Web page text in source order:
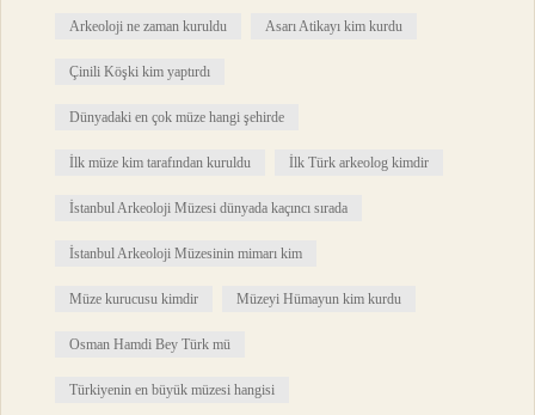
Arkeoloji ne zaman kuruldu Asarı Atikayı kim kurdu
Çinili Köşki kim yaptırdı
Dünyadaki en çok müze hangi şehirde
İlk müze kim tarafından kuruldu İlk Türk arkeolog kimdir
İstanbul Arkeoloji Müzesi dünyada kaçıncı sırada
İstanbul Arkeoloji Müzesinin mimarı kim
Müze kurucusu kimdir Müzeyi Hümayun kim kurdu
Osman Hamdi Bey Türk mü
Türkiyenin en büyük müzesi hangisi